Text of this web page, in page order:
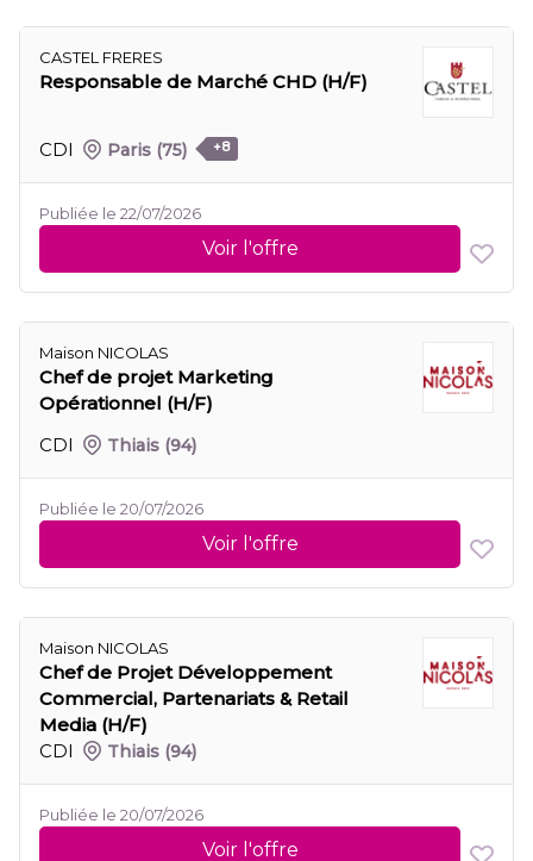
CASTEL FRERES
Responsable de Marché CHD (H/F)
CDI Paris (75) +8
Publiée le 22/07/2026
Voir l'offre
Maison NICOLAS
Chef de projet Marketing
Opérationnel (H/F)
CDI
Thiais (94)
Publiée le 20/07/2026
Voir l'offre
Maison NICOLAS
Chef de Projet Développement
Commercial, Partenariats & Retail
Media (H/F)
CDI
Thiais (94)
Publiée le 20/07/2026
Voir l'offre